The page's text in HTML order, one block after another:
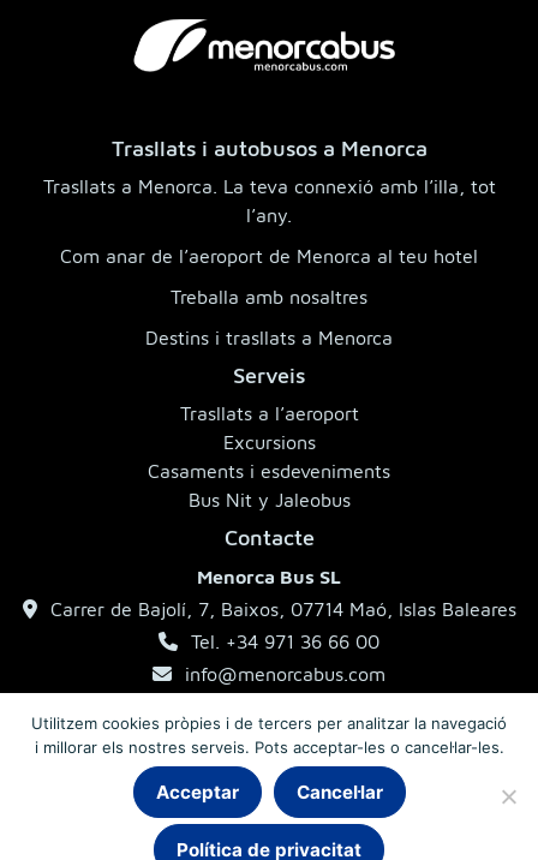
Trasllats i autobusos a Menorca
Trasllats a Menorca. La teva connexió amb l’illa, tot
l’any.
Com anar de l’aeroport de Menorca al teu hotel
Treballa amb nosaltres
Destins i trasllats a Menorca
Serveis
Trasllats a l’aeroport
Excursions
Casaments i esdeveniments
Bus Nit y Jaleobus
Contacte
Menorca Bus SL
Carrer de Bajolí, 7, Baixos, 07714 Maó, Islas Baleares
Tel. +34 971 36 66 00
info@menorcabus.com
Aviso legal Política de privacitatCondicions generals
© 2026 MenorcaBus · Autocars de Menorca
Utilitzem cookies pròpies i de tercers per analitzar la navegació
i millorar els nostres serveis. Pots acceptar-les o cancel·lar-les.
Acceptar Cancel·lar
Política de privacitat